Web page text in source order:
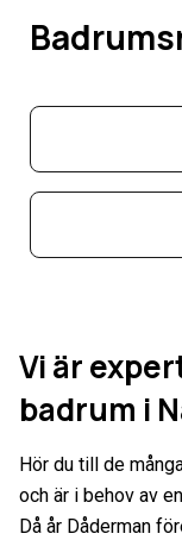
Vi är
badrum i
Hör du till de
och är i behov av en
Då år Dåderman